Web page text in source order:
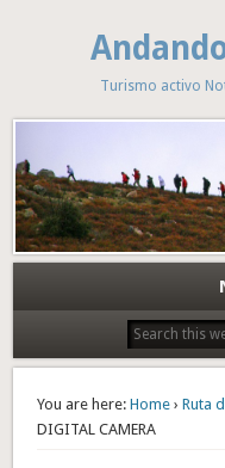
Turismo activo
You are here: Home ›Ruta
DIGITAL CAMERA